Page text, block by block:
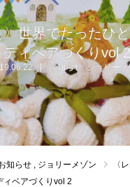
〉世界でたったひ
ディベアづくりvol 2
お知らせ,ジョリーメ
知らせ ジョリーメゾン
〈
ィベアづくりvol 2